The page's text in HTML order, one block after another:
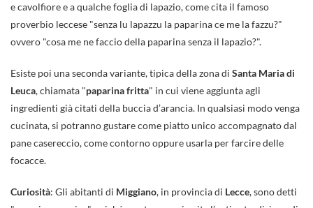
e cavolfiore e a qualche foglia di lapazio, come cita il famoso
proverbio leccese "senza lu lapazzu la paparina ce me la fazzu?"
ovvero "cosa me ne faccio della paparina senza il lapazio?".
Esiste poi una seconda variante, tipica della zona di Santa Maria di
Leuca, chiamata "paparina fritta" in cui viene aggiunta agli
ingredienti già citati della buccia d’arancia. In qualsiasi modo venga
cucinata, si potranno gustare come piatto unico accompagnato dal
pane casereccio, come contorno oppure usarla per farcire delle
focacce.
Curiosità: Gli abitanti di Miggiano, in provincia di Lecce, sono detti